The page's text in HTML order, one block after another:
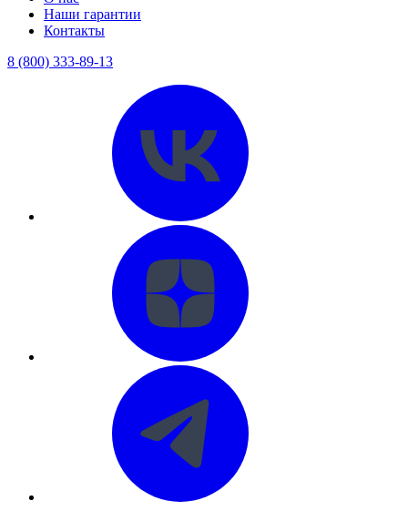
Наши гарантии
Контакты
8 (800) 333-89-13